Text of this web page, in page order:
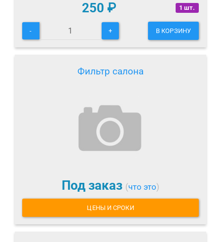
1 шт.
250 ₽
- + В КОРЗИНУ
Фильтр салона
Под заказ (что это)
ЦЕНЫ И СРОКИ